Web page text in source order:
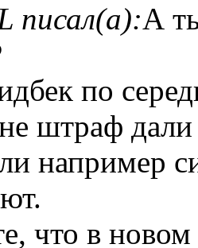
писал(а):А
по
штраф дали
например
что в новом